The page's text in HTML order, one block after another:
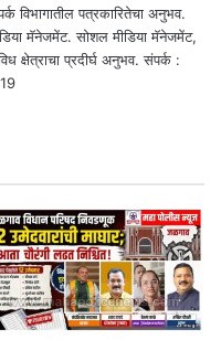
विभागातील पत्रकारितेचा अनुभव.
मॅनेजमेंट. सोशल मीडिया मॅनेजमेंट,
क्षेत्राचा प्रदीर्घ अनुभव. संपर्क :